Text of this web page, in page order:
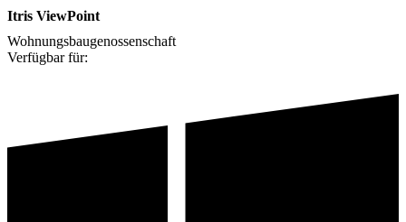
Itris ViewPoint
Wohnungsbaugenossenschaft
Verfügbar für: